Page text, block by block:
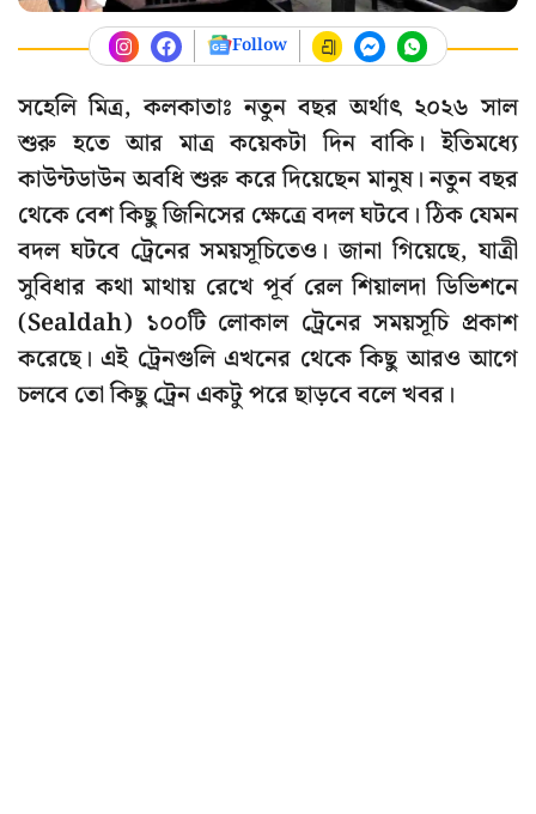
Follow
সহেলি মিত্র, কলকাতাঃ নতুন বছর অর্থাৎ ২০২৬ সাল
শুরু হতে আর মাত্র কয়েকটা দিন বাকি। ইতিমধ্যে
কাউন্টডাউন অবধি শুরু করে দিয়েছেন মানুষ। নতুন বছর
থেকে বেশ কিছু জিনিসের ক্ষেত্রে বদল ঘটবে। ঠিক যেমন
বদল ঘটবে ট্রেনের সময়সূচিতেও। জানা গিয়েছে, যাত্রী
সুবিধার কথা মাথায় রেখে পূর্ব রেল শিয়ালদা ডিভিশনে
(Sealdah) ১০০টি লোকাল ট্রেনের সময়সূচি প্রকাশ
করেছে। এই ট্রেনগুলি এখনের থেকে কিছু আরও আগে
চলবে তো কিছু ট্রেন একটু পরে ছাড়বে বলে খবর।